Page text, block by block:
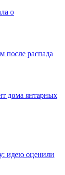
о
после распада
дома янтарных
идею оценили